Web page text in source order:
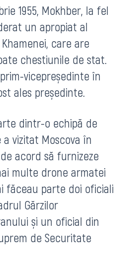
1955, Mokhber, la fel
un apropiat al
care are
chestiunile de stat.
vicepreședinte în
ales președinte.
dintr-o echipă de
vizitat Moscova în
acord să furnizeze
multe drone armatei
făceau parte doi oficiali
Gărzilor
și un oficial din
de Securitate